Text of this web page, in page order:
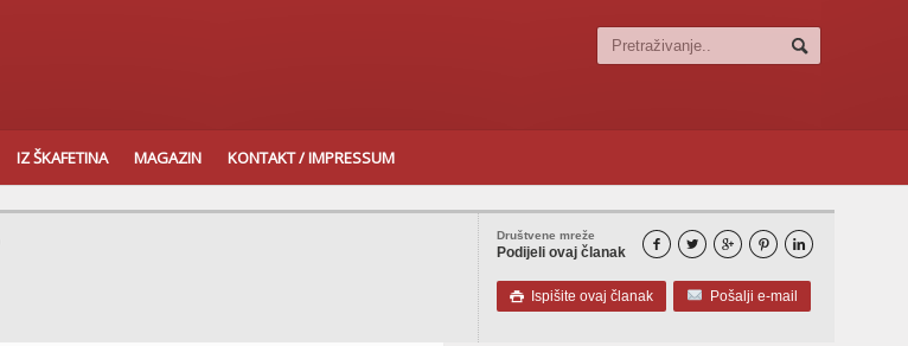
IZ ŠKAFETINA MAGAZIN KONTAKT / IMPRESSUM
Društvene mreže
Podijeli ovaj članak     
 Ispišite ovaj članak Pošalji e-mail